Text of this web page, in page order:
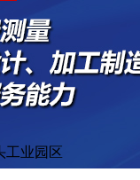
工业园区